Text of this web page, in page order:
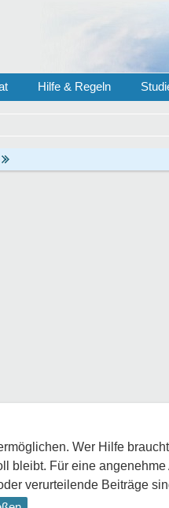
Hilfe & Regeln
Wer Hilfe
bleibt. Für eine
verurteilende Beiträge